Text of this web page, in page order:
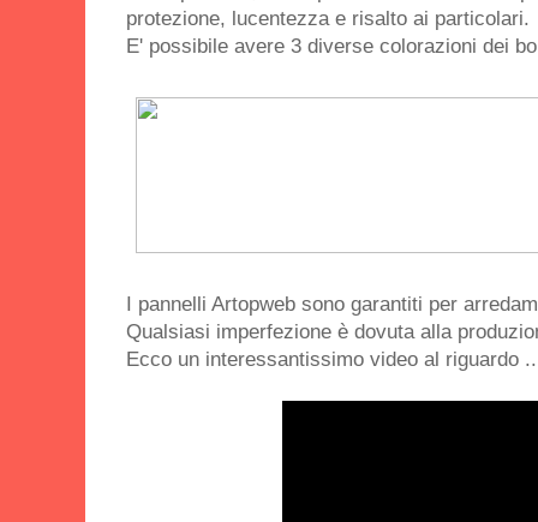
protezione, lucentezza e risalto ai particolari.
E' possibile avere 3 diverse colorazioni dei
I pannelli Artopweb sono garantiti per
Qualsiasi imperfezione è dovuta alla
Ecco un interessantissimo video al riguardo